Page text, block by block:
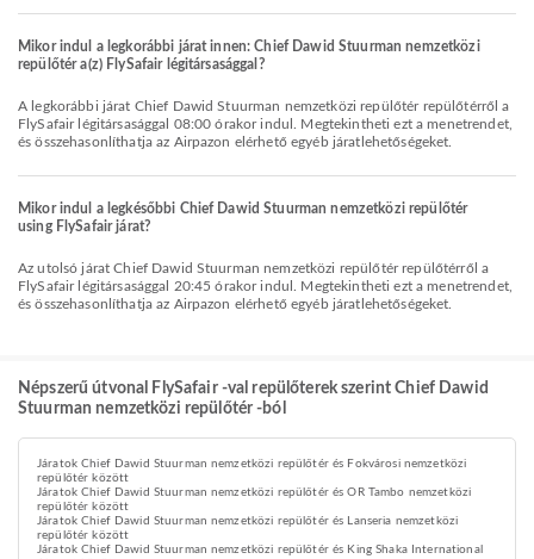
Mikor indul a legkorábbi járat innen: Chief Dawid Stuurman nemzetközi
repülőtér a(z) FlySafair légitársasággal?
A legkorábbi járat Chief Dawid Stuurman nemzetközi repülőtér repülőtérről a
FlySafair légitársasággal 08:00 órakor indul. Megtekintheti ezt a menetrendet,
és összehasonlíthatja az Airpazon elérhető egyéb járatlehetőségeket.
Mikor indul a legkésőbbi Chief Dawid Stuurman nemzetközi repülőtér
using FlySafair járat?
Az utolsó járat Chief Dawid Stuurman nemzetközi repülőtér repülőtérről a
FlySafair légitársasággal 20:45 órakor indul. Megtekintheti ezt a menetrendet,
és összehasonlíthatja az Airpazon elérhető egyéb járatlehetőségeket.
Népszerű útvonal FlySafair -val repülőterek szerint Chief Dawid
Stuurman nemzetközi repülőtér -ból
Járatok Chief Dawid Stuurman nemzetközi repülőtér és Fokvárosi nemzetközi
repülőtér között
Járatok Chief Dawid Stuurman nemzetközi repülőtér és OR Tambo nemzetközi
repülőtér között
Járatok Chief Dawid Stuurman nemzetközi repülőtér és Lanseria nemzetközi
repülőtér között
Járatok Chief Dawid Stuurman nemzetközi repülőtér és King Shaka International